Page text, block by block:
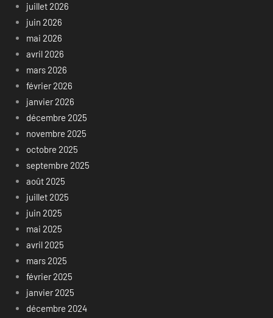
juillet 2026
juin 2026
mai 2026
avril 2026
mars 2026
février 2026
janvier 2026
décembre 2025
novembre 2025
octobre 2025
septembre 2025
août 2025
juillet 2025
juin 2025
mai 2025
avril 2025
mars 2025
février 2025
janvier 2025
décembre 2024